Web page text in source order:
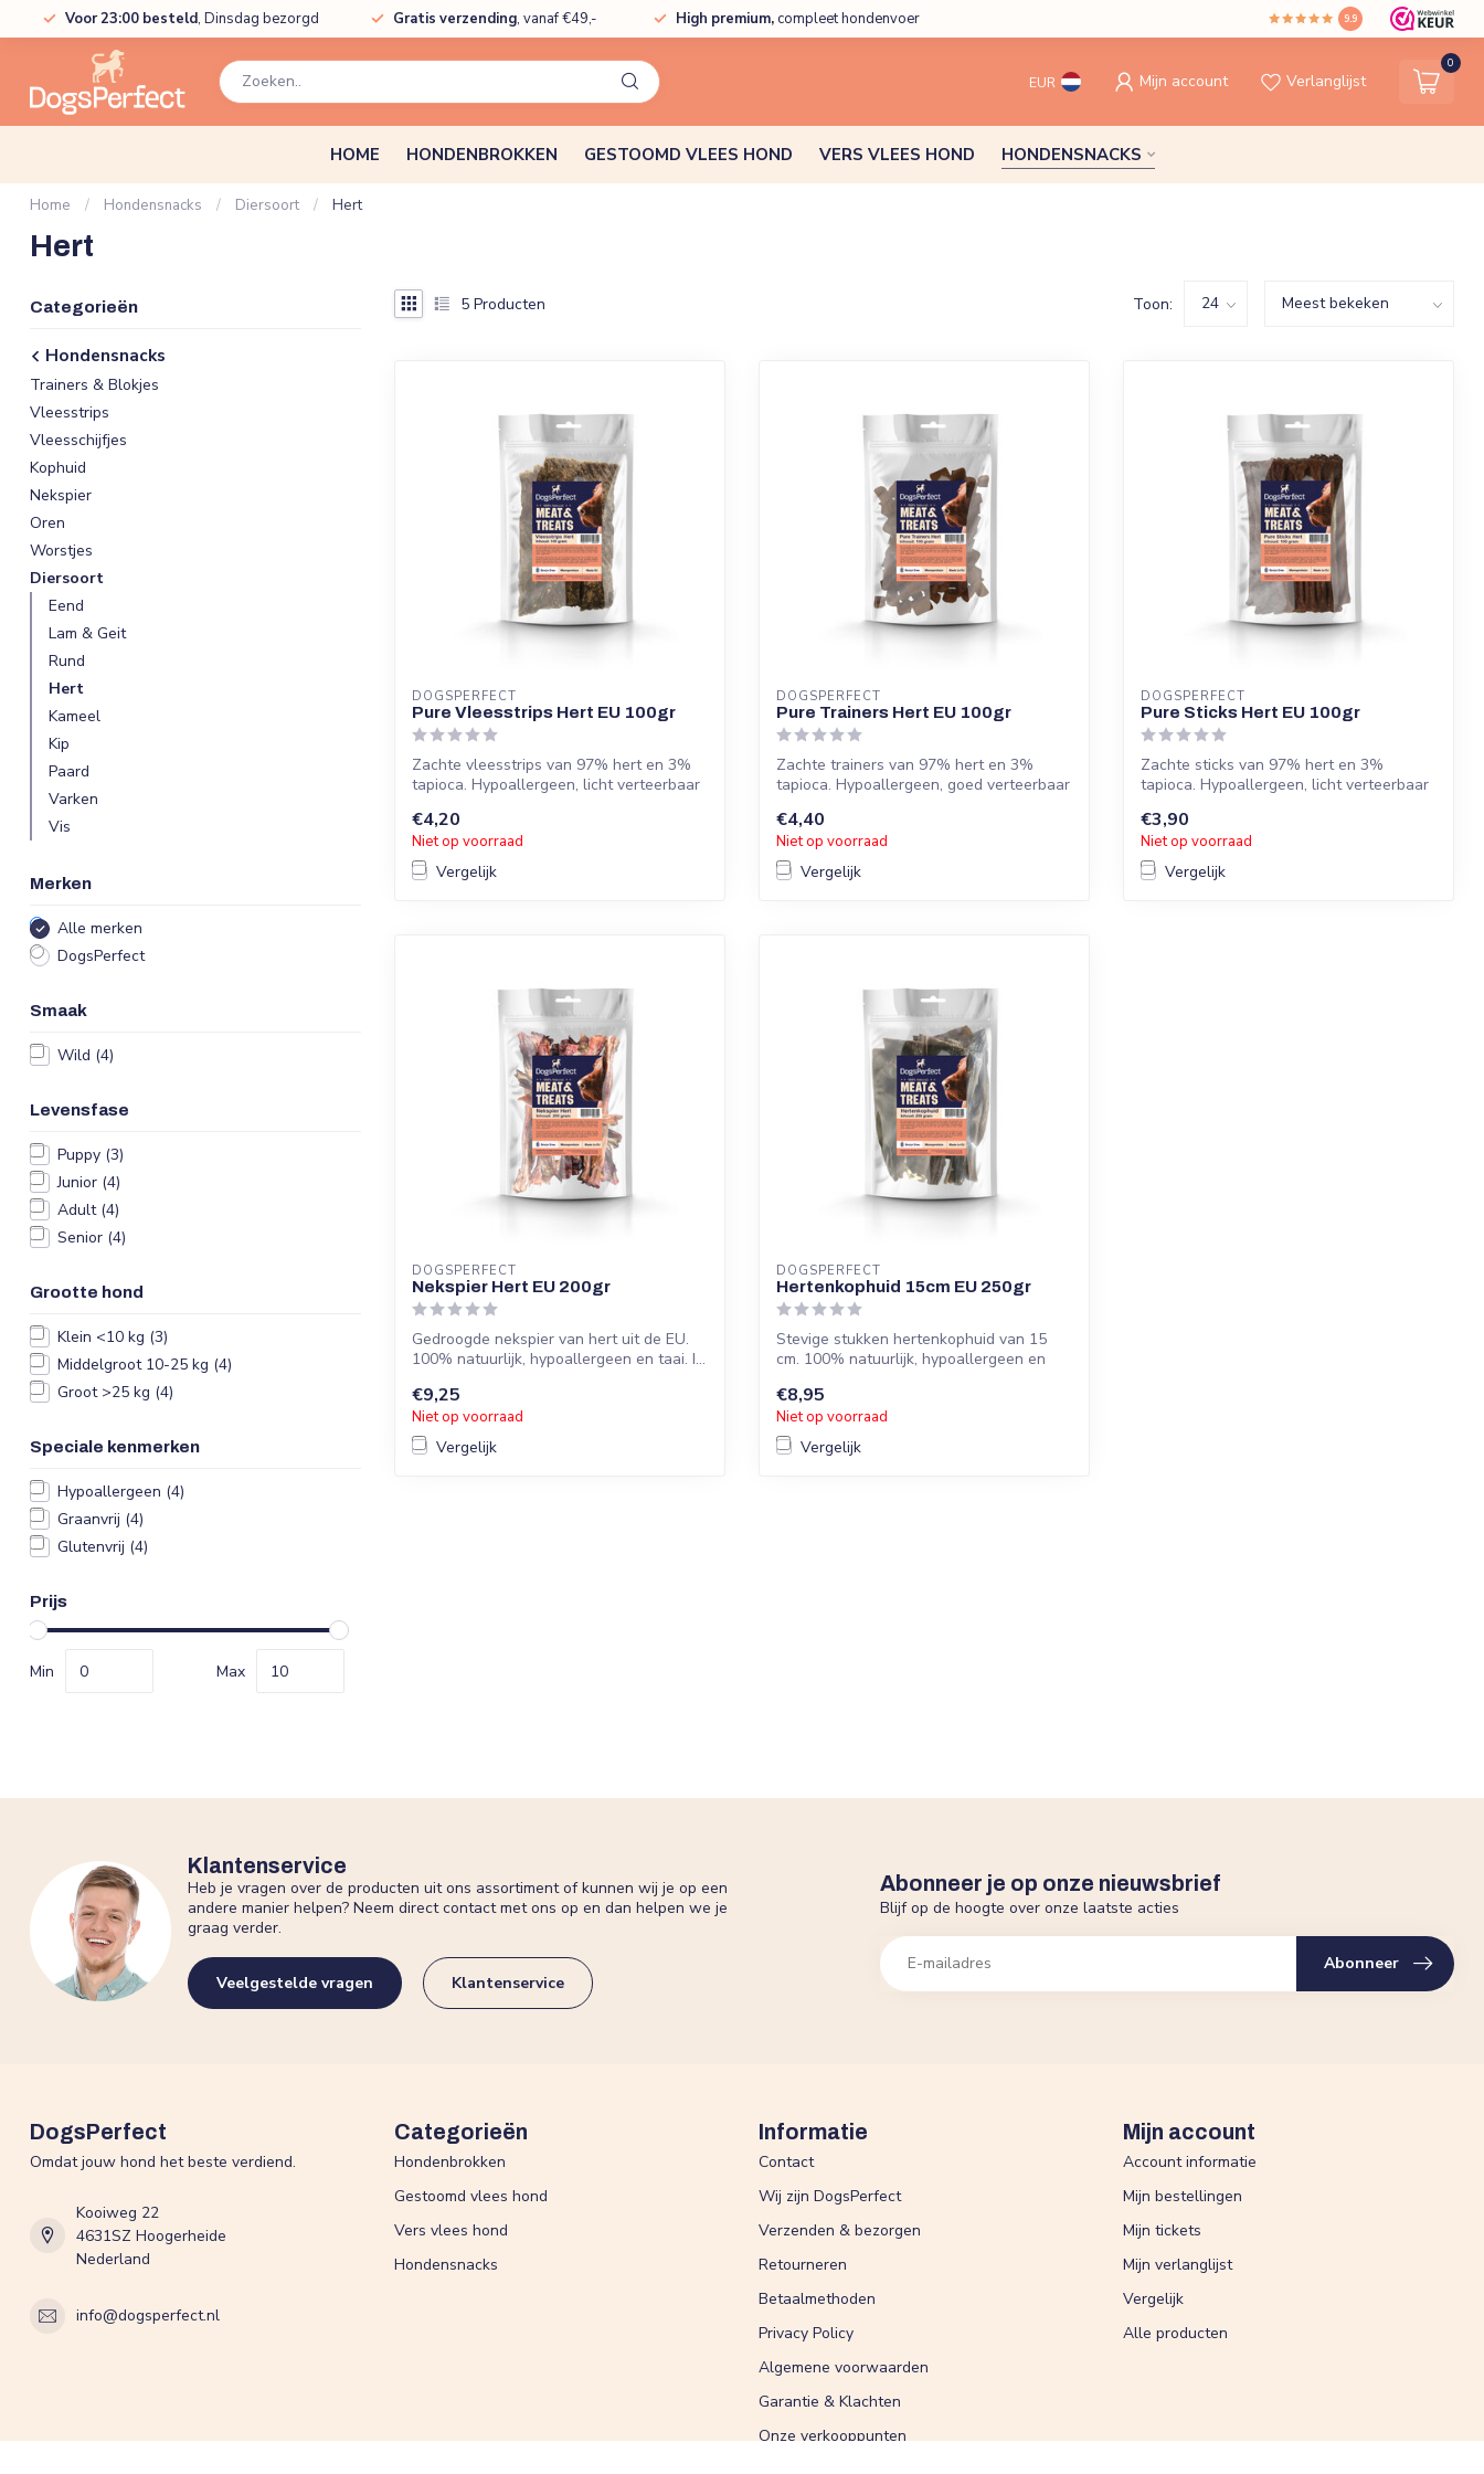
Voor 23:00 besteld, Dinsdag bezorgd Gratis verzending, vanaf €49,- High premium, compleet hondenvoer 9.9
EUR Mijn account Verlanglijst
0
HOME HONDENBROKKEN GESTOOMD VLEES HOND VERS VLEES HOND HONDENSNACKS
Home / Hondensnacks / Diersoort / Hert
Hert
Categorieën
Hondensnacks
Trainers & Blokjes
Vleesstrips
Vleesschijfjes
Kophuid
Nekspier
Oren
Worstjes
Diersoort
Eend
Lam & Geit
Rund
Hert
Kameel
Kip
Paard
Varken
Vis
Merken
Alle merken
DogsPerfect
Smaak
Wild (4)
Levensfase
Puppy (3)
Junior (4)
Adult (4)
Senior (4)
Grootte hond
Klein <10 kg (3)
Middelgroot 10-25 kg (4)
Groot >25 kg (4)
Speciale kenmerken
Hypoallergeen (4)
Graanvrij (4)
Glutenvrij (4)
Prijs
Min Max
5 Producten Toon:
DOGSPERFECT
Pure Vleesstrips Hert EU 100gr
Zachte vleesstrips van 97% hert en 3%
tapioca. Hypoallergeen, licht verteerbaar
€4,20
Niet op voorraad
Vergelijk
DOGSPERFECT
Pure Trainers Hert EU 100gr
Zachte trainers van 97% hert en 3%
tapioca. Hypoallergeen, goed verteerbaar
€4,40
Niet op voorraad
Vergelijk
DOGSPERFECT
Pure Sticks Hert EU 100gr
Zachte sticks van 97% hert en 3%
tapioca. Hypoallergeen, licht verteerbaar
€3,90
Niet op voorraad
Vergelijk
DOGSPERFECT
Nekspier Hert EU 200gr
Gedroogde nekspier van hert uit de EU.
100% natuurlijk, hypoallergeen en taai. I...
€9,25
Niet op voorraad
Vergelijk
DOGSPERFECT
Hertenkophuid 15cm EU 250gr
Stevige stukken hertenkophuid van 15
cm. 100% natuurlijk, hypoallergeen en
€8,95
Niet op voorraad
Vergelijk
Klantenservice
Heb je vragen over de producten uit ons assortiment of kunnen wij je op een
andere manier helpen? Neem direct contact met ons op en dan helpen we je
graag verder.
Veelgestelde vragen Klantenservice
Abonneer je op onze nieuwsbrief
Blijf op de hoogte over onze laatste acties
Abonneer
DogsPerfect
Omdat jouw hond het beste verdiend.
Kooiweg 22
4631SZ Hoogerheide
Nederland
info@dogsperfect.nl
Categorieën
Hondenbrokken
Gestoomd vlees hond
Vers vlees hond
Hondensnacks
Informatie
Contact
Wij zijn DogsPerfect
Verzenden & bezorgen
Retourneren
Betaalmethoden
Privacy Policy
Algemene voorwaarden
Garantie & Klachten
Onze verkooppunten
Mijn account
Account informatie
Mijn bestellingen
Mijn tickets
Mijn verlanglijst
Vergelijk
Alle producten